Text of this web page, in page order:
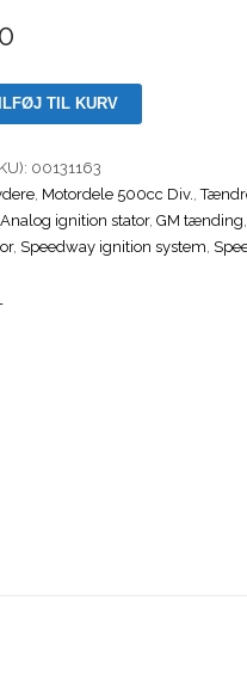
TIL KURV
00131163
, Motordele 500cc Div.,
Analog ignition stator, GM tænding,
, Speedway ignition system,